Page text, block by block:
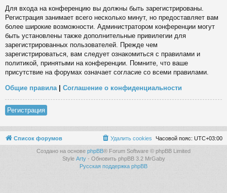
Для входа на конференцию вы должны быть зарегистрированы.
Регистрация занимает всего несколько минут, но предоставляет вам
более широкие возможности. Администратором конференции могут
быть установлены также дополнительные привилегии для
зарегистрированных пользователей. Прежде чем
зарегистрироваться, вам следует ознакомиться с правилами и
политикой, принятыми на конференции. Помните, что ваше
присутствие на форумах означает согласие со всеми правилами.
Общие правила | Соглашение о конфиденциальности
Регистрация
Список форумов Часовой пояс: UTC+03:00
Удалить cookies
Создано на основе phpBB® Forum Software © phpBB Limited
Style Arty- Обновить phpBB 3.2 MrGaby
Русская поддержка phpBB